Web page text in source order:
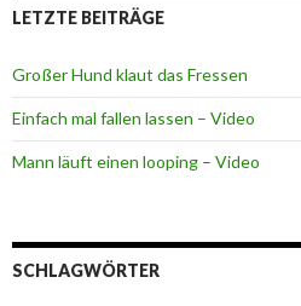
LETZTE BEITRÄGE
Großer Hund klaut das Fressen
Einfach mal fallen lassen – Video
Mann läuft einen looping – Video
SCHLAGWÖRTER